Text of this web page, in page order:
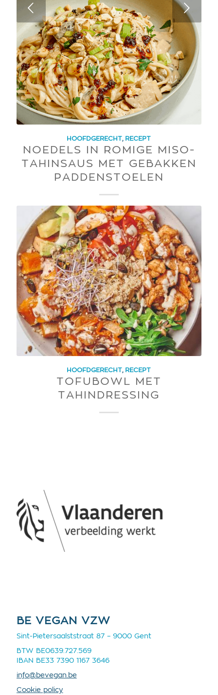
HOOFDGERECHT , RECEPT
NOEDELS IN ROMIGE MISO-
TAHINSAUS MET GEBAKKEN
PADDENSTOELEN
HOOFDGERECHT, RECEPT
TOFUBOWL MET
TAHINDRESSING
Next
BE VEGAN VZW
Sint-Pietersaalststraat 87 – 9000 Gent
BTW BE0639.727.569
IBAN BE33 7390 1167 3646
info@bevegan.be
Cookie policy